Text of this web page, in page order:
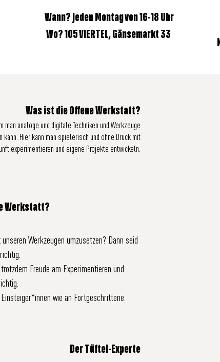
Wann? Jeden Montag von 16-18 Uhr
Wo? 105 VIERTEL, Gänsemarkt 33
Was ist die Offene Werkstatt?
man analoge und digitale Techniken und Werkzeuge
kann. Hier kann man spielerisch und ohne Druck mit
experimentieren und eigene Projekte entwickeln.
Werkstatt?
Werkzeugen umzusetzen? Dann seid
Freude am Experimentieren und
wie an Fortgeschrittene.
DerTüftel-Experte